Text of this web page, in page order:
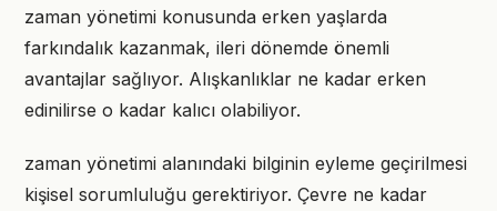
zaman yönetimi konusunda erken yaşlarda
farkındalık kazanmak, ileri dönemde önemli
avantajlar sağlıyor. Alışkanlıklar ne kadar erken
edinilirse o kadar kalıcı olabiliyor.
zaman yönetimi alanındaki bilginin eyleme geçirilmesi
kişisel sorumluluğu gerektiriyor. Çevre ne kadar